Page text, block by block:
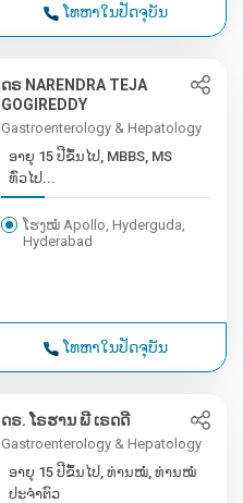
ໂທຫາໃນປັດຈຸບັນ
ດຣ NARENDRA TEJA
GOGIREDDY
Gastroenterology & Hepatology
ອາຍຸ 15 ປີຂຶ້ນໄປ, MBBS, MS
ທົ່ວໄປ...
ໂຮງໝໍ Apollo, Hyderguda,
Hyderabad
ໂທຫາໃນປັດຈຸບັນ
ດຣ. ໂຣຮານ ພີ ເຣດດີ
Gastroenterology & Hepatology
ອາຍຸ 15 ປີຂຶ້ນໄປ, ທ່ານໝໍ, ທ່ານໝໍ
ປະຈຳຕົວ